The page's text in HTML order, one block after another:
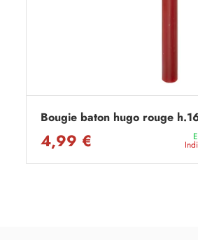
Bougie baton hugo rouge
4,99 €